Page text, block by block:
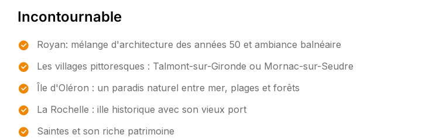
Incontournable
Royan: mélange d'architecture des années 50 et ambiance balnéaire
Les villages pittoresques : Talmont-sur-Gironde ou Mornac-sur-Seudre
Île d'Oléron : un paradis naturel entre mer, plages et forêts
La Rochelle : ille historique avec son vieux port
Saintes et son riche patrimoine